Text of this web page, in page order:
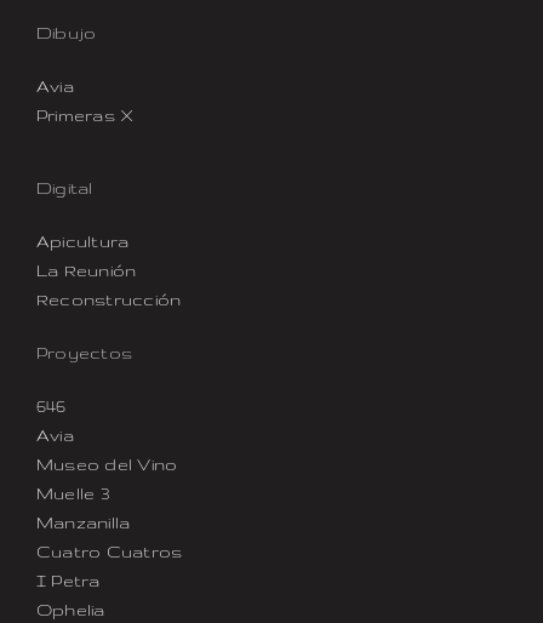
Dibujo
Avia
Primeras X
Digital
Apicultura
La Reunión
Reconstrucción
Proyectos
646
Avia
Museo del Vino
Muelle 3
Manzanilla
Cuatro Cuatros
I Petra
Ophelia